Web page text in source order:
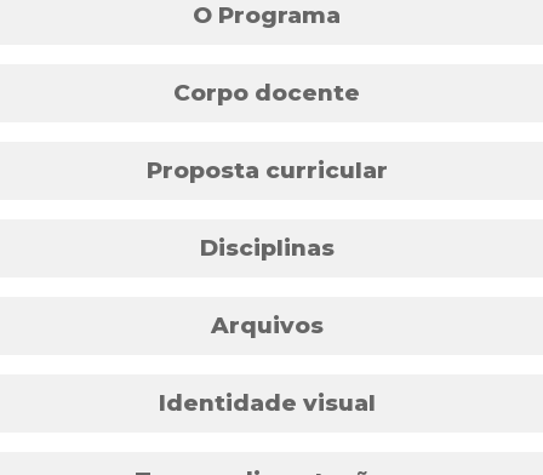
O Programa
Corpo docente
Proposta curricular
Disciplinas
Arquivos
Identidade visual